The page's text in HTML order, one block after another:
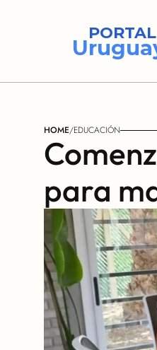
PORTAL
HOME/EDUCACIÓN
para